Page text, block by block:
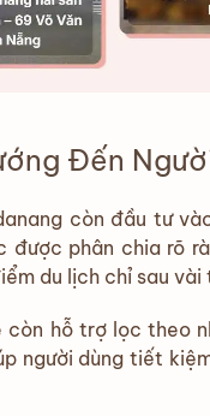
Đến
còn đầu tư
phân chia rõ
du lịch chỉ sau
hỗ trợ lọc theo
người dùng tiết